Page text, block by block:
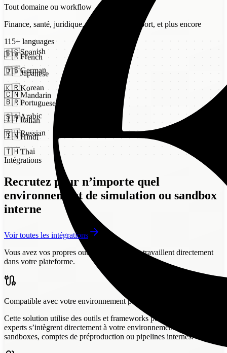
Tout domaine ou workflow
Finance, santé, juridique, e-commerce, support, et plus encore
115+ languages
🇪🇸Spanish
🇫🇷French
🇩🇪German
🇯🇵Japanese
🇰🇷Korean
🇨🇳Mandarin
🇧🇷Portuguese
🇸🇦Arabic
🇮🇹Italian
🇷🇺Russian
🇮🇳Hindi
🇹🇭Thai
Intégrations
Recrutez pour n’importe quel
environnement de simulation ou sandbox
interne
Voir toutes les intégrations
Vous avez vos propres outils ?
Nos experts travaillent directement
dans votre plateforme.
Compatible avec votre environnement personnalisé
Cette solution utilise des outils et frameworks personnalisés. Nos
experts s’intègrent directement à votre environnement : VM,
sandboxes, comptes de préproduction ou pipelines internes.